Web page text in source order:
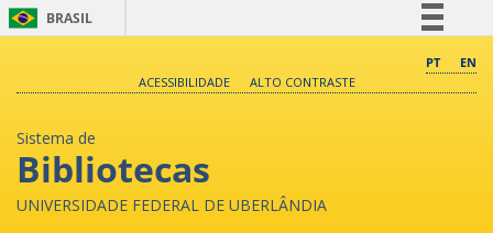
BRASIL
Comunica BR
PT
EN
ACESSIBILIDADE
ALTO CONTRASTE
Sistema de
Bibliotecas
UNIVERSIDADE FEDERAL DE UBERLÂNDIA